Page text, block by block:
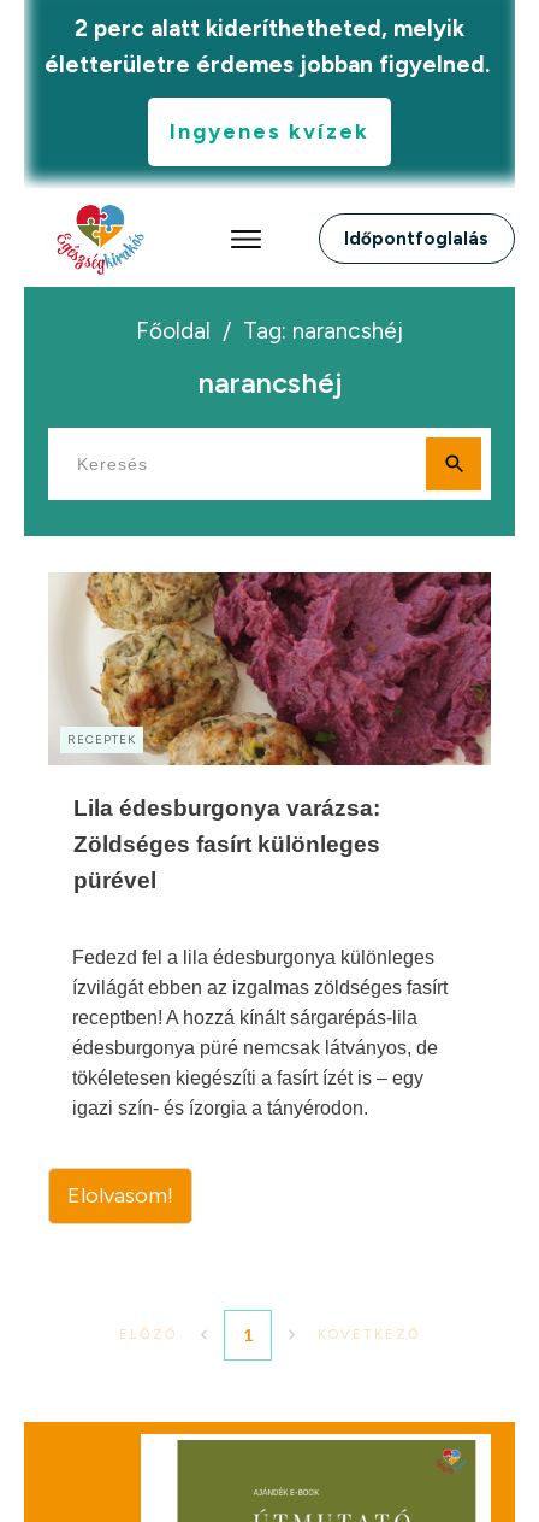
2 perc alatt kideríthetheted, melyik
életterületre érdemes jobban figyelned.
Ingyenes kvízek
Időpontfoglalás
Főoldal / Tag: narancshéj
narancshéj
RECEPTEK
Lila édesburgonya varázsa:
Zöldséges fasírt különleges
pürével
Fedezd fel a lila édesburgonya különleges
ízvilágát ebben az izgalmas zöldséges fasírt
receptben! A hozzá kínált sárgarépás-lila
édesburgonya püré nemcsak látványos, de
tökéletesen kiegészíti a fasírt ízét is – egy
igazi szín- és ízorgia a tányérodon.
Elolvasom!
ELŐZŐ 1 KÖVETKEZŐ